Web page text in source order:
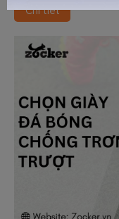
Chi tiết